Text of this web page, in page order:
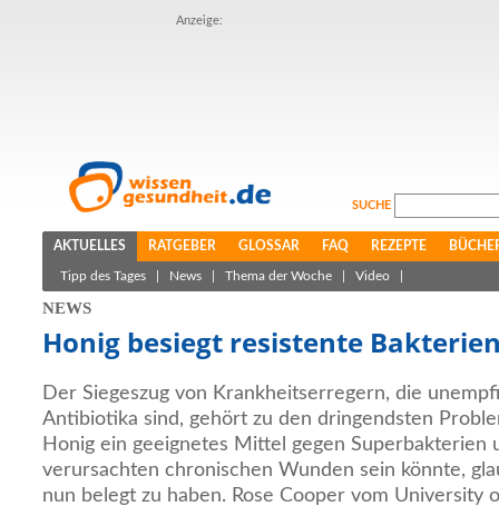
Anzeige:
SUCHE
AKTUELLES RATGEBER GLOSSAR FAQ REZEPTE
Tipp des Tages News Thema der Woche Video
NEWS
Honig besiegt resistente
Der Siegeszug von Krankheitserregern, die
Antibiotika sind, gehört zu den dringendsten
Honig ein geeignetes Mittel gegen Superbakterien
verursachten chronischen Wunden sein könnte,
nun belegt zu haben. Rose Cooper vom University